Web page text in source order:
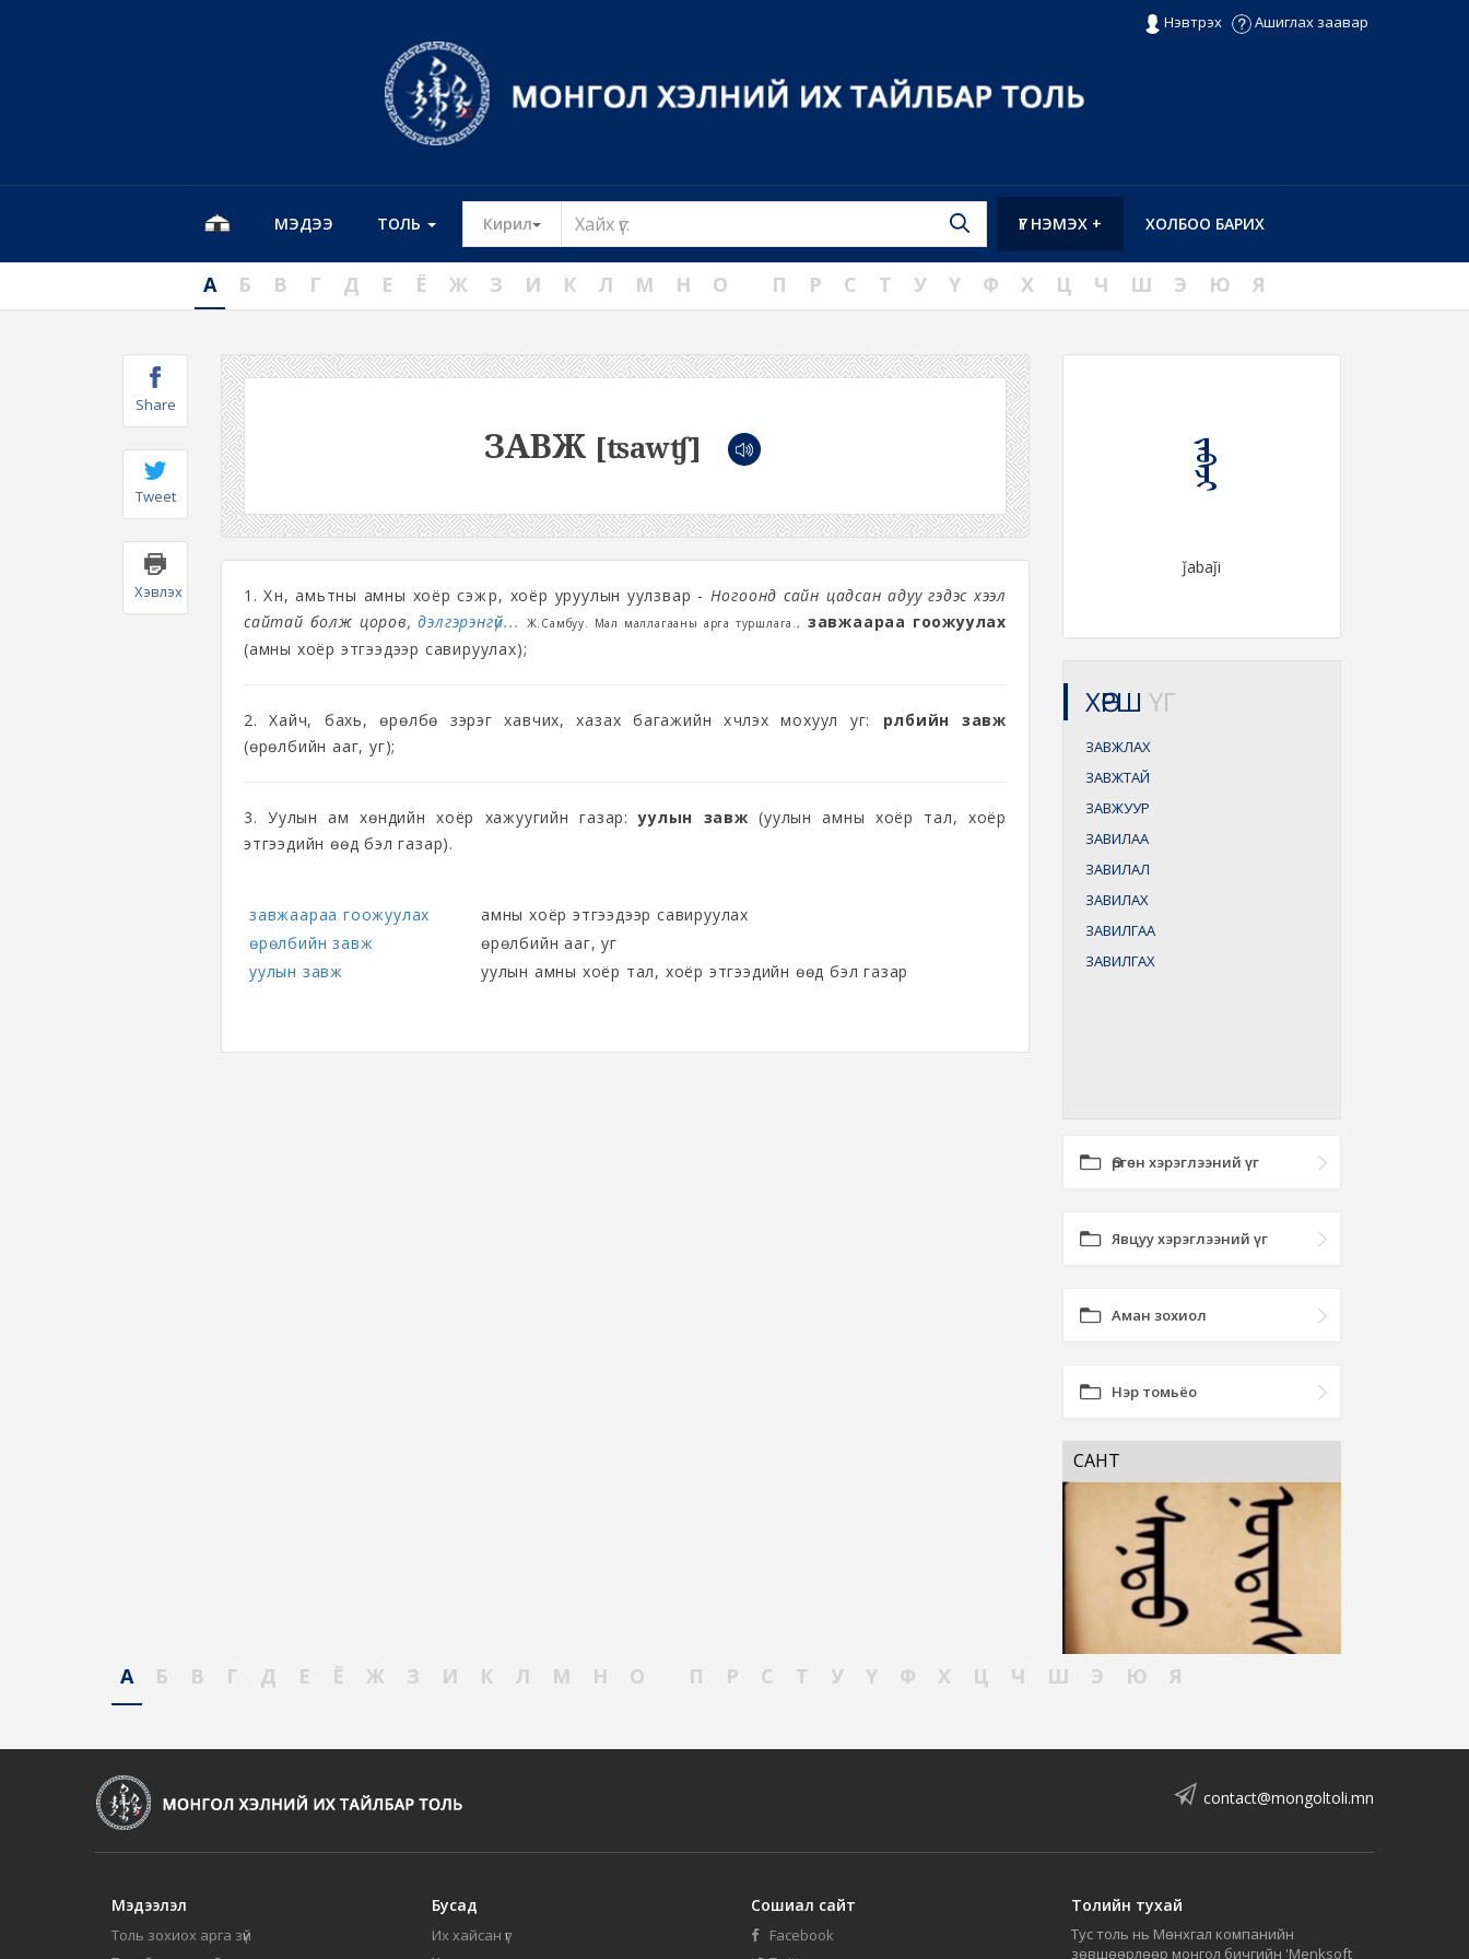
Нэвтрэх Ашиглах заавар
МЭДЭЭ ТОЛЬ Кирил Toggle Dropdown ХОЛБОО БАРИХ
ҮГ НЭМЭХ +
А Б В Г Д Е Ё Ж З И К Л М Н О П Р С Т У Ү Ф Х Ц Ч Ш Э Ю Я
Share
Tweet
Хэвлэх
ЗАВЖ [ʦawʧ]
1. Хүн, амьтны амны хоёр сэжүүр, хоёр уруулын уулзвар - Ногоонд сайн цадсан адуу гэдэс хээл
сайтай болж цоров,дэлгэрэнгүй... Ж.Самбуу. Мал маллагааны арга туршлага., завжаараа гоожуулах
(амны хоёр этгээдээр савируулах);
2. Хайч, бахь, өрөлбө зэрэг хавчих, хазах багажийн хүчлэх мохуул уг:
өрөлбийн завж
(өрөлбийн ааг, уг);
3. Уулын ам хөндийн хоёр хажуугийн газар:уулын завж (уулын амны хоёр тал, хоёр
этгээдийн өөд бэл газар).
завжаараа гоожуулах
амны хоёр этгээдээр савируулах
өрөлбийн завж
өрөлбийн ааг, уг
уулын завж
уулын амны хоёр тал, хоёр этгээдийн өөд бэл газар
ᠵᠠᠪᠠᠵᠢ
ǰabaǰi
ХӨРШ ҮГ
ЗАВЖЛАХ
ЗАВЖТАЙ
ЗАВЖУУР
ЗАВИЛАА
ЗАВИЛАЛ
ЗАВИЛАХ
ЗАВИЛГАА
ЗАВИЛГАХ
Өргөн хэрэглээний үг
Явцуу хэрэглээний үг
Аман зохиол
Нэр томьёо
САНТ
А Б В Г Д Е Ё Ж З И К Л М Н О П Р С Т У Ү Ф Х Ц Ч Ш Э Ю Я
contact@mongoltoli.mn
Мэдээлэл
Толь зохиох арга зүй
Бусад
Их хайсан үг
Сошиал сайт
Facebook
Толийн тухай
Тус толь нь Мөнхгал компанийн
зөвшөөрлөөр монгол бичгийн 'Menksoft